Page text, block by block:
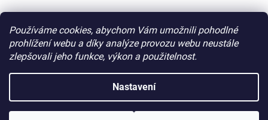
Používáme cookies, abychom Vám umožnili pohodlné
prohlížení webu a díky analýze provozu webu neustále
zlepšovali jeho funkce, výkon a použitelnost.
Nastavení